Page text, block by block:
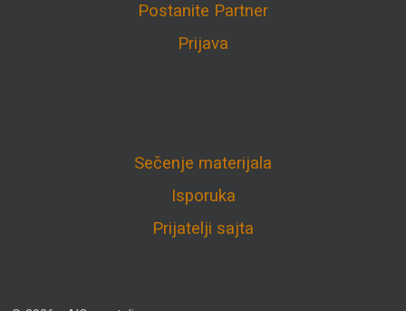
Postanite Partner
Prijava
Sečenje materijala
Isporuka
Prijatelji sajta